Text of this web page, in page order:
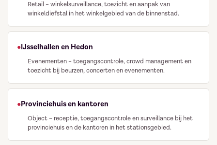
Retail – winkelsurveillance, toezicht en aanpak van
winkeldiefstal in het winkelgebied van de binnenstad.
IJsselhallen en Hedon
Evenementen – toegangscontrole, crowd management en
toezicht bij beurzen, concerten en evenementen.
Provinciehuis en kantoren
Object – receptie, toegangscontrole en surveillance bij het
provinciehuis en de kantoren in het stationsgebied.